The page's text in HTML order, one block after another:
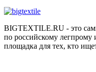
BIGTEXTILE.RU - это
по российскому легпрому
площадка для тех, кто